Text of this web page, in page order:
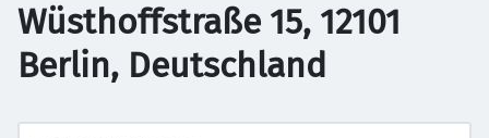
Wüsthoffstraße 15, 12101
Berlin, Deutschland